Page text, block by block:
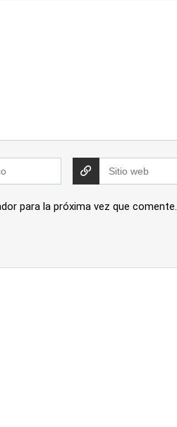
para la próxima vez que comente.